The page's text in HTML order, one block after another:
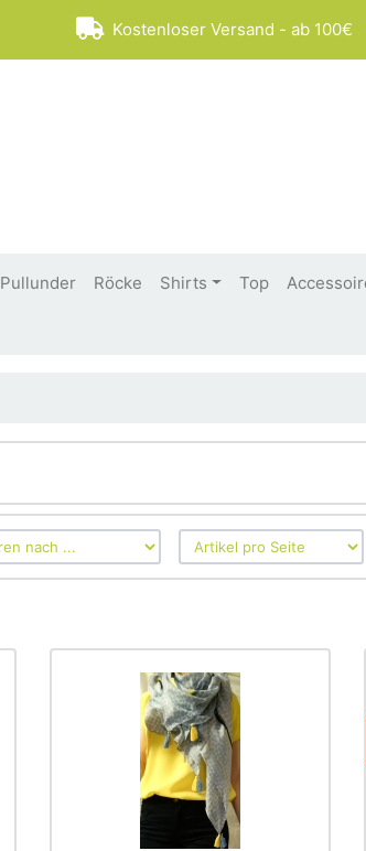
Kostenloser Versand - ab 100€
Pullunder Röcke Shirts Top